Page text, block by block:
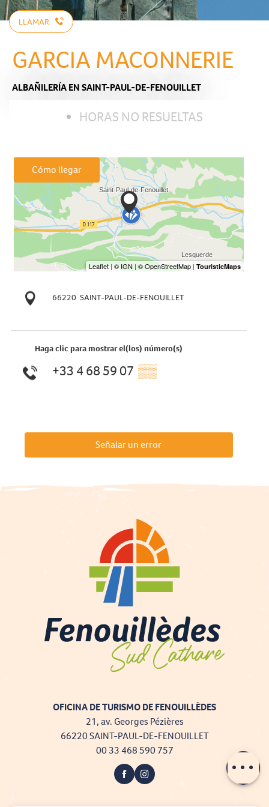
LLAMAR
GARCIA MACONNERIE
ALBAÑILERÍAEN SAINT-PAUL-DE-FENOUILLET
HORAS NO RESUELTAS
Cómo llegar
66220 SAINT-PAUL-DE-FENOUILLET
Haga clic para mostrar el(los) número(s)
+33 4 68 59 07 ▒▒
Señalar un error
OFICINA DE TURISMO DE FENOUILLÈDES
21, av. Georges Pézières
66220 SAINT-PAUL-DE-FENOUILLET
00 33 468 590 757